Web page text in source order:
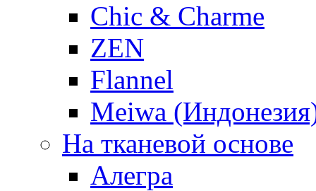
Chic & Charme
ZEN
Flannel
Meiwa
На тканевой основе
Алегра